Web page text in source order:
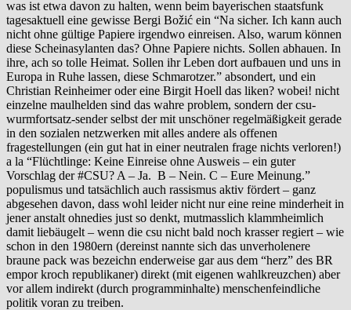
was ist etwa davon zu halten, wenn beim bayerischen staatsfunk
tagesaktuell eine gewisse Bergi ‪Božić‬ ein “Na sicher. Ich kann auch
nicht ohne gültige Papiere irgendwo einreisen. Also, warum können
diese ‪‎Scheinasylanten‬ das? Ohne Papiere nichts. Sollen ‪abhauen‬. In
ihre, ach so tolle ‪Heimat‬. Sollen ihr Leben dort aufbauen und uns in
‪‎Europa‬ in Ruhe lassen, diese ‪‎Schmarotzer‬.” absondert, und ein
Christian ‪‎Reinheimer‬ oder eine Birgit ‪‎Hoell‬ das liken? wobei! nicht
einzelne maulhelden sind das wahre problem, sondern der ‪csu‬-‪‎
wurmfortsatz‬-sender selbst der mit unschöner regelmäßigkeit gerade
in den sozialen netzwerken mit alles andere als offenen
fragestellungen (ein gut hat in einer neutralen frage nichts verloren!)
a la “‪‎Flüchtlinge‬: Keine ‪‎Einreise‬ ohne ‪‎Ausweis‬ – ein guter
Vorschlag der #CSU? A – Ja. B – Nein. C – Eure Meinung.”
‪‎populismus‬ und tatsächlich auch ‪‎rassismus‬ aktiv fördert – ganz
abgesehen davon, dass wohl leider nicht nur eine reine minderheit in
jener anstalt ohnedies just so denkt, mutmasslich klammheimlich
damit liebäugelt – wenn die csu nicht bald noch krasser regiert – wie
schon in den 1980ern (dereinst nannte sich das unverholenere
‪‎braune‬ pack was bezeichn enderweise gar aus dem “herz” des BR
empor kroch ‪‎republikaner‬) direkt (mit eigenen wahlkreuzchen) aber
vor allem indirekt (durch programminhalte) menschenfeindliche
politik voran zu treiben.